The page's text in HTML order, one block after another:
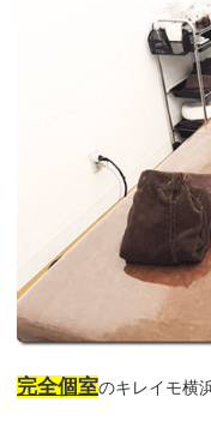
完全個室のキレイモ横